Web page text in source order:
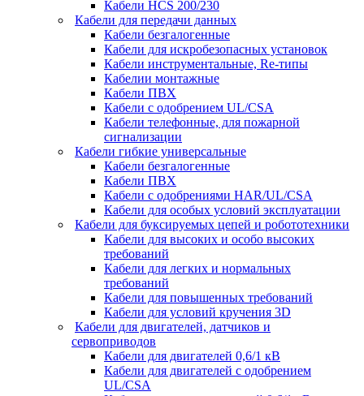
Кабели HCS 200/230
Кабели для передачи данных
Кабели безгалогенные
Кабели для искробезопасных установок
Кабели инструментальные, Re-типы
Кабелии монтажные
Кабели ПВХ
Кабели с одобрением UL/CSA
Кабели телефонные, для пожарной
сигнализации
Кабели гибкие универсальные
Кабели безгалогенные
Кабели ПВХ
Кабели с одобрениями HAR/UL/CSA
Кабели для особых условий эксплуатации
Кабели для буксируемых цепей и робототехники
Кабели для высоких и особо высоких
требований
Кабели для легких и нормальных
требований
Кабели для повышенных требований
Кабели для условий кручения 3D
Кабели для двигателей, датчиков и
сервоприводов
Кабели для двигателей 0,6/1 кВ
Кабели для двигателей с одобрением
UL/CSA